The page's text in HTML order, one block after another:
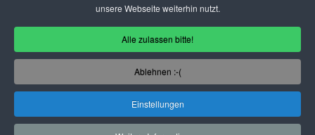
unsere Webseite weiterhin nutzt.
Alle zulassen bitte!
Ablehnen :-(
Einstellungen
THEMENVORSCHLAG
DEIN LOKAL VORSTELLEN
USER